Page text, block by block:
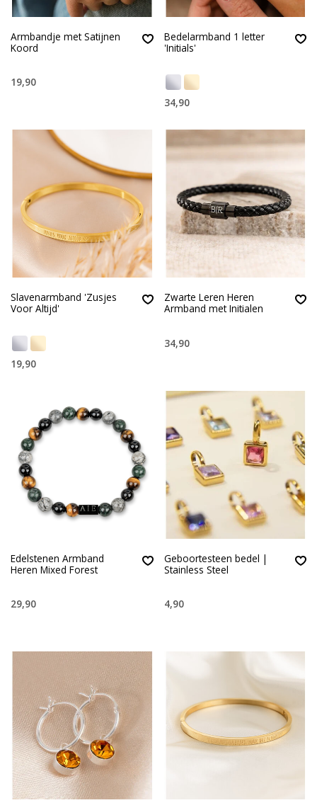
Armbandje met Satijnen
Koord
19,90
Bedelarmband 1 letter
'Initials'
34,90
Slavenarmband 'Zusjes
Voor Altijd'
19,90
Zwarte Leren Heren
Armband met Initialen
34,90
Edelstenen Armband
Heren Mixed Forest
29,90
Geboortesteen bedel |
Stainless Steel
4,90